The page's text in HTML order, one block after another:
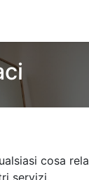
cosa
servizi.